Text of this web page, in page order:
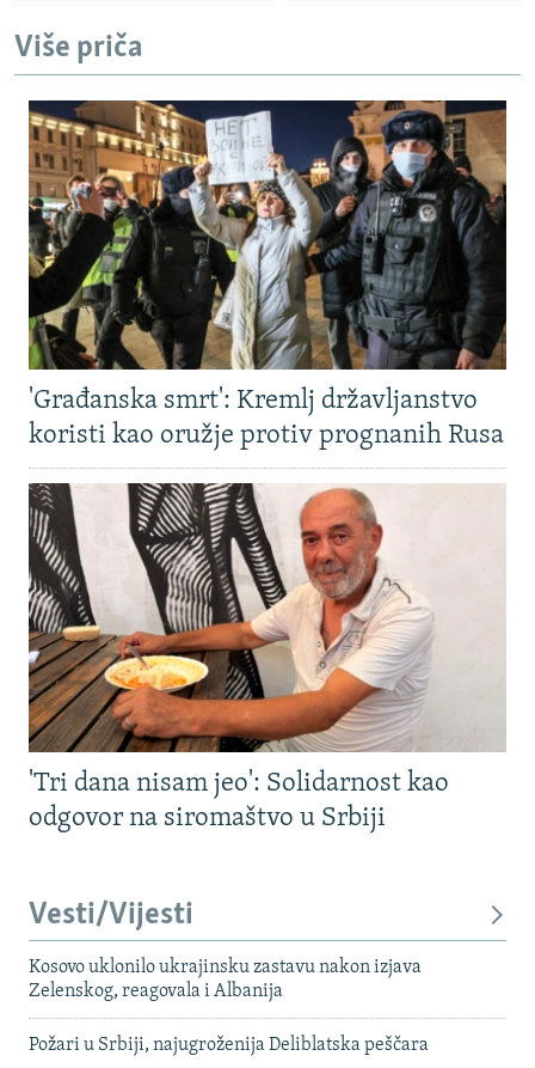
SVE KARTE DEJTONA
NASTANAK I RASPAD JUGOSLAVIJE
Više priča
'Građanska smrt': Kremlj državljanstvo
koristi kao oružje protiv prognanih Rusa
'Tri dana nisam jeo': Solidarnost kao
odgovor na siromaštvo u Srbiji
Vesti/Vijesti
Kosovo uklonilo ukrajinsku zastavu nakon izjava
Zelenskog, reagovala i Albanija
Požari u Srbiji, najugroženija Deliblatska peščara